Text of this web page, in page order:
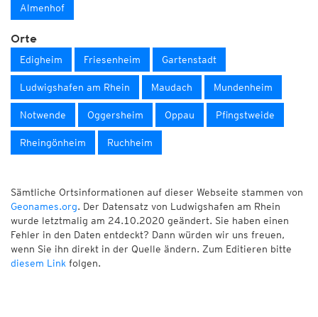
Almenhof
Orte
Edigheim Friesenheim Gartenstadt
Ludwigshafen am Rhein Maudach Mundenheim
Notwende Oggersheim Oppau Pfingstweide
Rheingönheim Ruchheim
Sämtliche Ortsinformationen auf dieser Webseite stammen von
Geonames.org. Der Datensatz von Ludwigshafen am Rhein
wurde letztmalig am 24.10.2020 geändert. Sie haben einen
Fehler in den Daten entdeckt? Dann würden wir uns freuen,
wenn Sie ihn direkt in der Quelle ändern. Zum Editieren bitte
diesem Link folgen.